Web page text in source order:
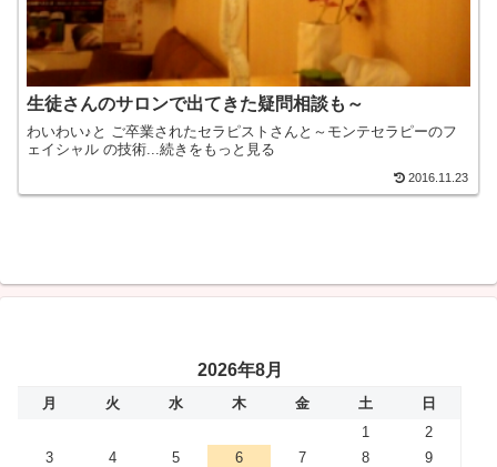
生徒さんのサロンで出てきた疑問相談も～
わいわい♪と ご卒業されたセラピストさんと～モンテセラピーのフ
ェイシャル の技術...続きをもっと見る
2016.11.23
2026年8月
月 火 水 木 金 土
日
1
2
3
4 5 6 7 8
9